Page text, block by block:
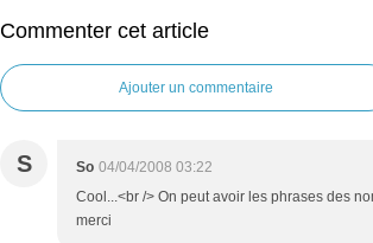
Commenter cet article
Ajouter un commentaire
S So 04/04/2008 03:22
Cool...<br /> On peut avoir les phrases des
merci